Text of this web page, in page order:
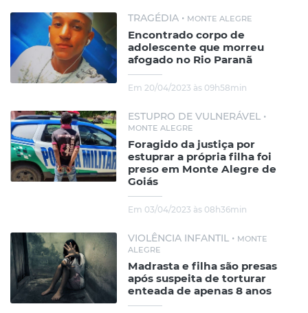
TRAGÉDIA • MONTE ALEGRE
Encontrado corpo de
adolescente que morreu
afogado no Rio Paranã
Em 20/04/2023 às 09h58min
ESTUPRO DE VULNERÁVEL •
MONTE ALEGRE
Foragido da justiça por
estuprar a própria filha foi
preso em Monte Alegre de
Goiás
Em 03/04/2023 às 08h36min
VIOLÊNCIA INFANTIL • MONTE
ALEGRE
Madrasta e filha são presas
após suspeita de torturar
enteada de apenas 8 anos